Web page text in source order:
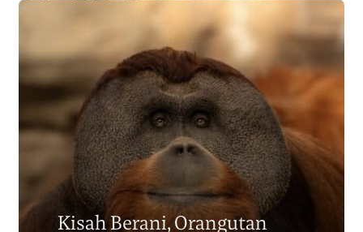
Populasi Orangutan
Sumatera Berkurang 2.700
Kisah Berani, Orangutan